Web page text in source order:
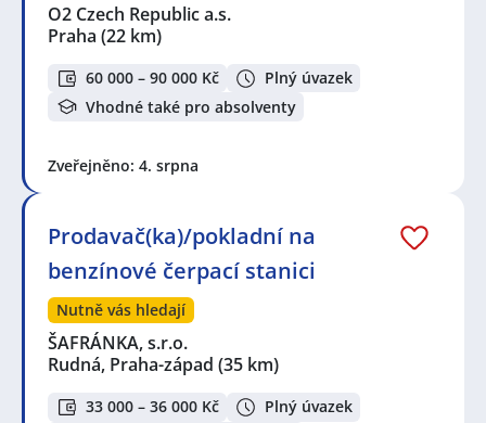
O2 Czech Republic a.s.
Praha (22 km)
60 000 – 90 000 Kč
Plný úvazek
Vhodné také pro absolventy
Zveřejněno: 4. srpna
Prodavač(ka)/pokladní na
benzínové čerpací stanici
Nutně vás hledají
ŠAFRÁNKA, s.r.o.
Rudná, Praha-západ (35 km)
33 000 – 36 000 Kč Plný úvazek